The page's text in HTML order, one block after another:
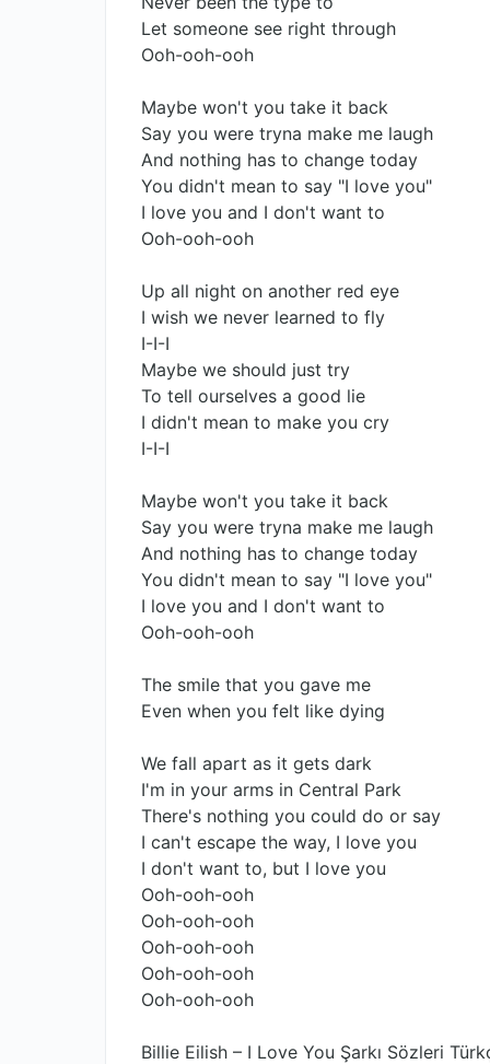
Let someone see right through
Ooh-ooh-ooh
Maybe won't you take it back
Say you were tryna make me laugh
And nothing has to change today
You didn't mean to say "I love you"
I love you and I don't want to
Ooh-ooh-ooh
Up all night on another red eye
I wish we never learned to fly
I-I-I
Maybe we should just try
To tell ourselves a good lie
I didn't mean to make you cry
I-I-I
Maybe won't you take it back
Say you were tryna make me laugh
And nothing has to change today
You didn't mean to say "I love you"
I love you and I don't want to
Ooh-ooh-ooh
The smile that you gave me
Even when you felt like dying
We fall apart as it gets dark
I'm in your arms in Central Park
There's nothing you could do or say
I can't escape the way, I love you
I don't want to, but I love you
Ooh-ooh-ooh
Ooh-ooh-ooh
Ooh-ooh-ooh
Ooh-ooh-ooh
Ooh-ooh-ooh
Billie Eilish – I Love You Şarkı Sözleri